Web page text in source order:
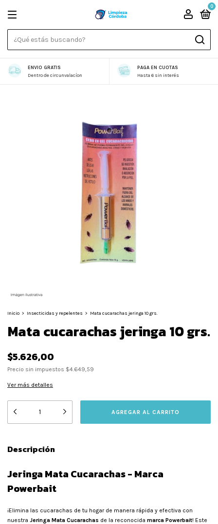
0
ENVIO GRATIS
Dentro de circunvalacíon
PAGA EN CUOTAS
Hasta 6 sin interés
Inicio > Insecticidas y repelentes > Mata cucarachas jeringa 10 grs.
Mata cucarachas jeringa 10 grs.
$5.626,00
Precio sin impuestos $4.649,59
Ver más detalles
Descripción
Jeringa Mata Cucarachas - Marca
Powerbait
¡Elimina las cucarachas de tu hogar de manera rápida y efectiva con
nuestra Jeringa Mata Cucarachas de la reconocida marca Powerbait! Este